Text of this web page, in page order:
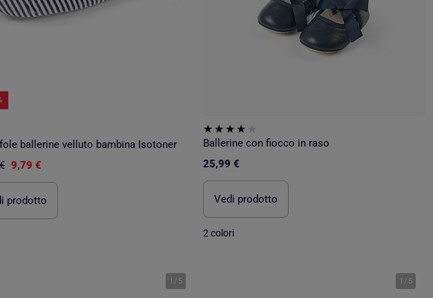
ballerine velluto bambina Isotoner
9,79 €
prodotto
Ballerine con fiocco in raso
25,99 €
Vedi prodotto
2 colori
1 / 5 1 / 5